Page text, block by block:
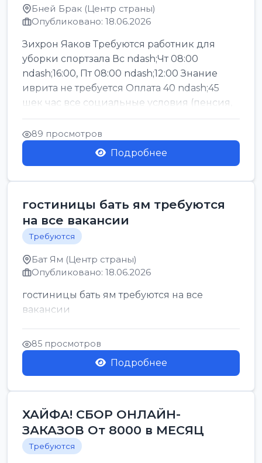
Бней Брак (Центр страны)
Опубликовано: 18.06.2026
Зихрон Яаков Требуются работник для
уборки спортзала Вс ndash;Чт 08:00
ndash;16:00, Пт 08:00 ndash;12:00 Знание
иврита не требуется Оплата 40 ndash;45
шек час все социальные условия (пенсия,
керен ишт...
89 просмотров
Подробнее
гостиницы бать ям требуются
на все вакансии
Требуются
Бат Ям (Центр страны)
Опубликовано: 18.06.2026
гостиницы бать ям требуются на все
вакансии
85 просмотров
Подробнее
ХАЙФА! СБОР ОНЛАЙН-
ЗАКАЗОВ От 8000 в МЕСЯЦ
Требуются